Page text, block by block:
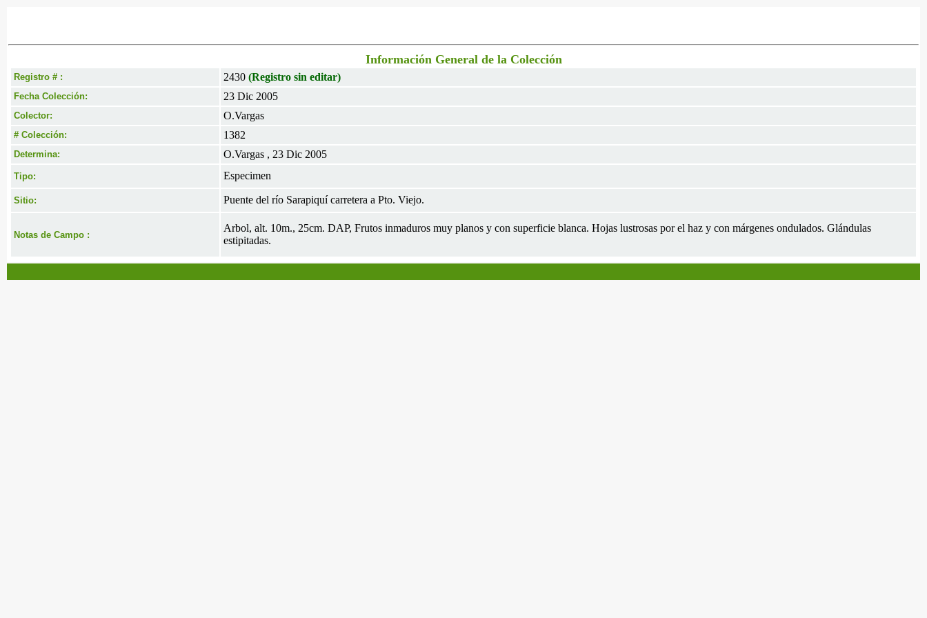
Información General de la Colección
Registro # : 2430 (Registro sin editar)
Fecha Colección: 23 Dic 2005
Colector: O.Vargas
# Colección: 1382
Determina: O.Vargas , 23 Dic 2005
Tipo: Especimen
Sitio: Puente del río Sarapiquí carretera a Pto. Viejo.
Notas de Campo :
Arbol, alt. 10m., 25cm. DAP, Frutos inmaduros muy planos y con superficie blanca. Hojas lustrosas por el haz y con márgenes ondulados. Glándulas
estipitadas.